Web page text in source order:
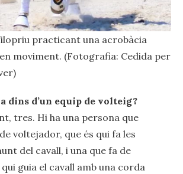
practicant una acrobàcia
moviment. (Fotografia: Cedida per
dins d’un equip de volteig?
tres. Hi ha una persona que
voltejador, que és qui fa les
del cavall, i una que fa de
qui guia el cavall amb una corda